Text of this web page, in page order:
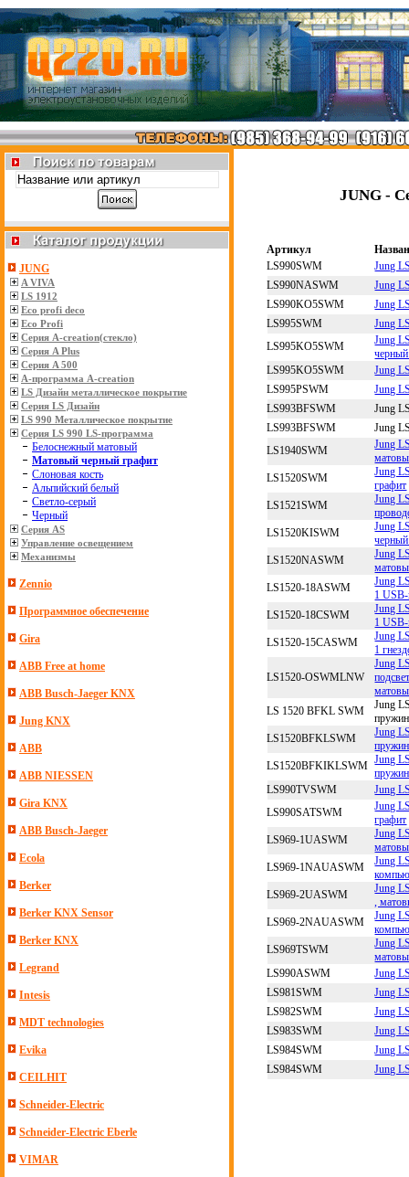
JUNG
A VIVA
LS 1912
Eco profi deco
Eco Profi
Серия A-creation(стекло)
Серия A Plus
Серия A 500
A-программа А-creation
LS Дизайн металлическое покрытие
Серия LS Дизайн
LS 990 Металлическое покрытие
Серия LS 990 LS-программа
Белоснежный матовый
Матовый черный графит
Слоновая кость
Альпийский белый
Светло-серый
Черный
Серия AS
Управление освещением
Механизмы
Zennio
Программное обеспечение
Gira
ABB Free at home
ABB Busch-Jaeger KNX
Jung KNX
ABB
ABB NIESSEN
Gira KNX
ABB Busch-Jaeger
Ecola
Berker
Berker KNX Sensor
Berker KNX
Legrand
Intesis
MDT technologies
Evika
CEILHIT
Schneider-Electric
Schneider-Electric Eberle
VIMAR
JUNG -
Артикул
LS990SWM
Jung
LS990NASWM
Jung
LS990KO5SWM
Jung
LS995SWM
Jung
LS995KO5SWM
Jung
LS995KO5SWM
Jung
LS995PSWM
Jung
LS993BFSWM
Jung
LS993BFSWM
Jung
LS1940SWM
Jung
LS1520SWM
Jung
графит
LS1521SWM
Jung
LS1520KISWM
Jung
LS1520NASWM
Jung
LS1520-18ASWM
Jung
1
LS1520-18CSWM
Jung
1
LS1520-15CASWM
Jung
1
LS1520-OSWMLNW
Jung
LS 1520 BFKL SWM
Jung
LS1520BFKLSWM
Jung
LS1520BFKIKLSWM Jung
LS990TVSWM
Jung
LS990SATSWM
Jung
графит
LS969-1UASWM
Jung
LS969-1NAUASWM
Jung
LS969-2UASWM
Jung
,
LS969-2NAUASWM
Jung
LS969TSWM
Jung
LS990ASWM
Jung
LS981SWM
Jung
LS982SWM
Jung
LS983SWM
Jung
LS984SWM
Jung
LS984SWM
Jung